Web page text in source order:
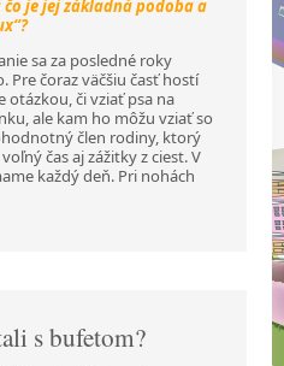
je jej základná podoba a
sa za posledné roky
Pre čoraz väčšiu časť hostí
otázkou, či vziať psa na
ale kam ho môžu vziať so
člen rodiny, ktorý
čas aj zážitky z ciest. V
každý deň. Pri nohách
s bufetom?